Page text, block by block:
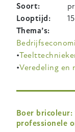
Soort
Looptijd
Thema’s
Veredeling en
Boer
professionele